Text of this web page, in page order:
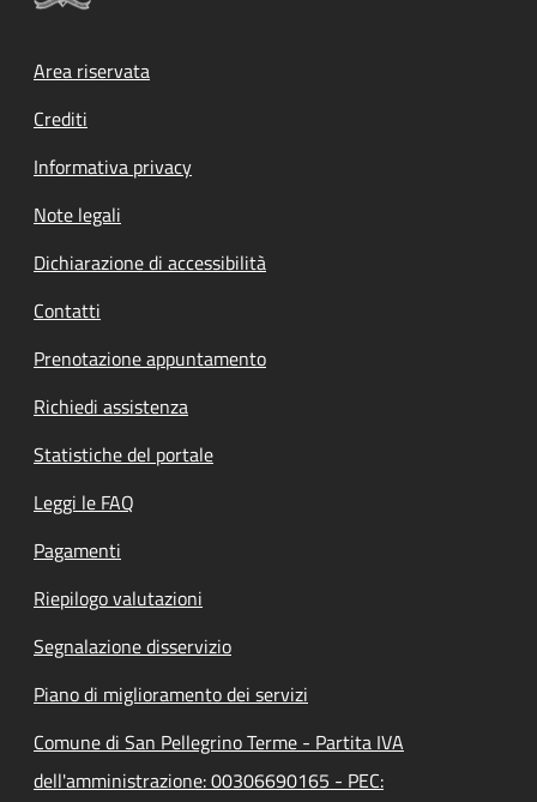
Footer menu
Area riservata
Crediti
Informativa privacy
Note legali
Dichiarazione di accessibilità
Contatti
Prenotazione appuntamento
Richiedi assistenza
Statistiche del portale
Leggi le FAQ
Pagamenti
Riepilogo valutazioni
Segnalazione disservizio
Piano di miglioramento dei servizi
Comune di San Pellegrino Terme - Partita IVA
dell'amministrazione: 00306690165 - PEC: